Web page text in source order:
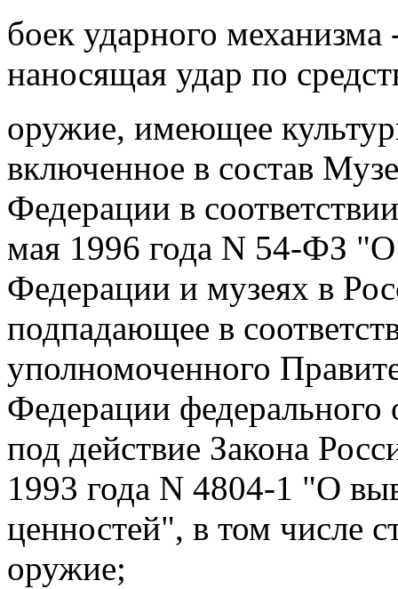
боек ударного механизма
наносящая удар по
оружие, имеющее
включенное в состав
Федерации в
мая 1996 года N 54-ФЗ
Федерации и музеях в
подпадающее в
уполномоченного
Федерации федерального
под действие Закона
1993 года N 4804-1 "О
ценностей", в том числе
оружие;